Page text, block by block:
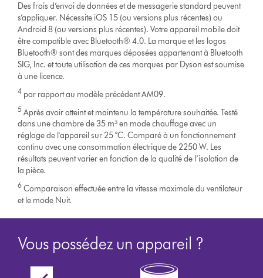
Des frais d’envoi de données et de messagerie standard peuvent
s’appliquer. Nécessite iOS 15 (ou versions plus récentes) ou
Android 8 (ou versions plus récentes). Votre appareil mobile doit
être compatible avec Bluetooth® 4.0. La marque et les logos
Bluetooth® sont des marques déposées appartenant à Bluetooth
SIG, Inc. et toute utilisation de ces marques par Dyson est soumise
à une licence.
4 par rapport au modèle précédent AM09.
5 Après avoir atteint et maintenu la température souhaitée. Testé
dans une chambre de 35 m³ en mode chauffage avec un
réglage de l'appareil sur 25 °C. Comparé à un fonctionnement
continu avec une consommation électrique de 2250 W. Les
résultats peuvent varier en fonction de la qualité de l’isolation de
la pièce.
6 Comparaison effectuée entre la vitesse maximale du ventilateur
et le mode Nuit.
Vous possédez un appareil ?